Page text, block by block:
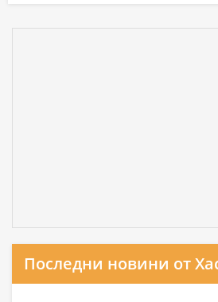
Последни новини от